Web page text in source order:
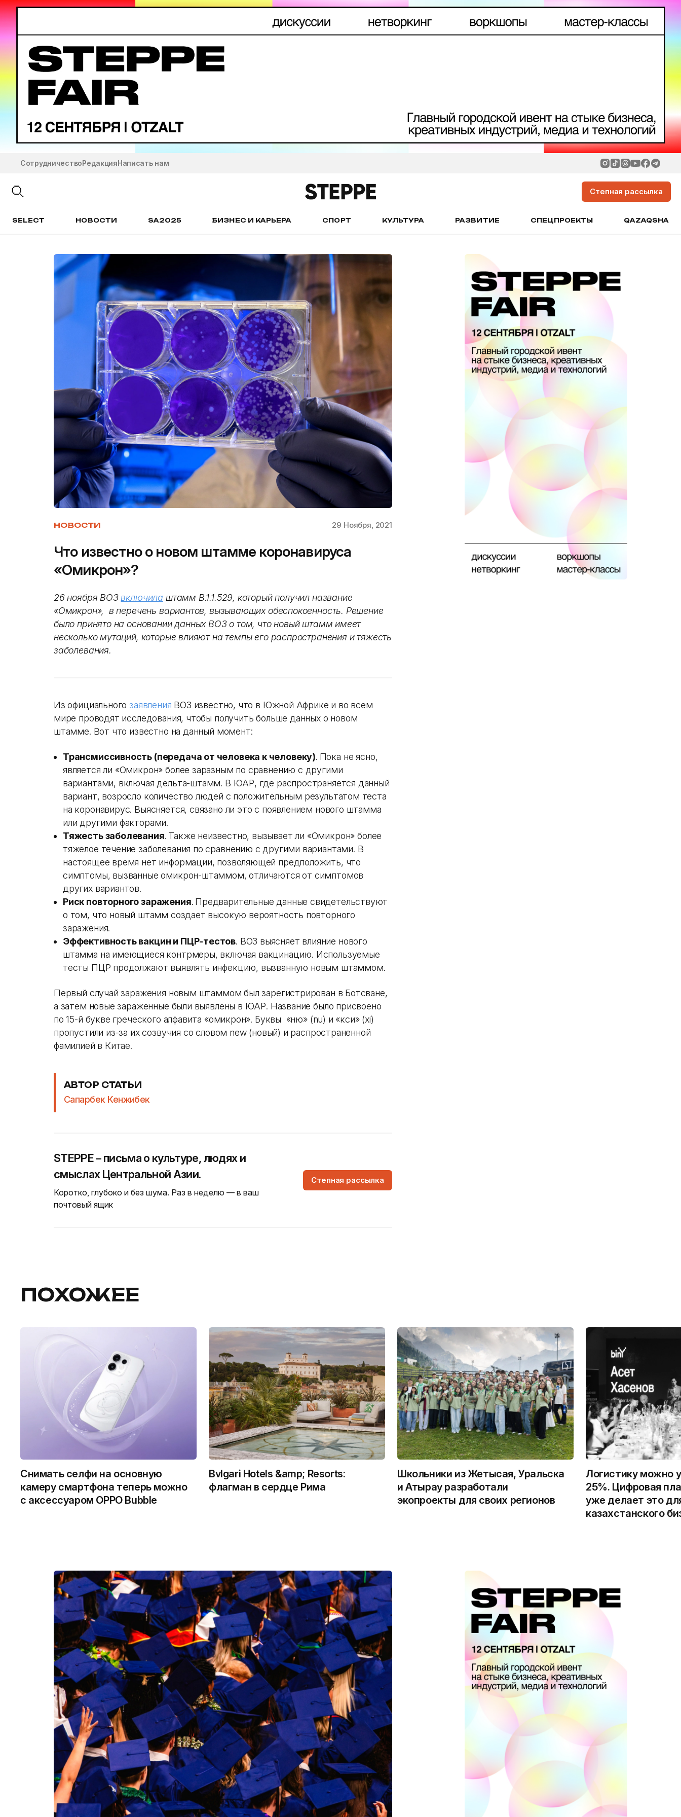
СотрудничествоРедакцияНаписать нам
Степная рассылка
SELECT НОВОСТИ SA2025 БИЗНЕС И КАРЬЕРА СПОРТ КУЛЬТУРА РАЗВИТИЕ СПЕЦПРОЕКТЫ QAZAQSHA
НОВОСТИ 29 Ноября, 2021
Что известно о новом штамме коронавируса
«Омикрон»?
26 ноября ВОЗвключила штамм B.1.1.529, который получил название
«Омикрон», в перечень вариантов, вызывающих обеспокоенность. Решение
было принято на основании данных ВОЗ о том, что новый штамм имеет
несколько мутаций, которые влияют на темпы его распространения и тяжесть
заболевания.
Из официального заявления ВОЗ известно, что в Южной Африке и во всем
мире проводят исследования, чтобы получить больше данных о новом
штамме. Вот что известно на данный момент:
Трансмиссивность (передача от человека к человеку). Пока не ясно,
является ли «Омикрон» более заразным по сравнению с другими
вариантами, включая дельта-штамм. В ЮАР, где распространяется данный
вариант, возросло количество людей с положительным результатом теста
на коронавирус. Выясняется, связано ли это с появлением нового штамма
или другими факторами.
Тяжесть заболевания. Также неизвестно, вызывает ли «Омикрон» более
тяжелое течение заболевания по сравнению с другими вариантами. В
настоящее время нет информации, позволяющей предположить, что
симптомы, вызванные омикрон-штаммом, отличаются от симптомов
других вариантов.
Риск повторного заражения. Предварительные данные свидетельствуют
о том, что новый штамм создает высокую вероятность повторного
заражения.
Эффективность вакцин и ПЦР-тестов. ВОЗ выясняет влияние нового
штамма на имеющиеся контрмеры, включая вакцинацию. Используемые
тесты ПЦР продолжают выявлять инфекцию, вызванную новым штаммом.
Первый случай заражения новым штаммом был зарегистрирован в Ботсване,
а затем новые зараженные были выявлены в ЮАР. Название было присвоено
по 15-й букве греческого алфавита «омикрон». Буквы «ню» (nu) и «кси» (xi)
пропустили из-за их созвучия со словом new (новый) и распространенной
фамилией в Китае.
АВТОР СТАТЬИ
Сапарбек Кенжибек
STEPPE – письма о культуре, людях и
смыслах Центральной Азии.
Коротко, глубоко и без шума. Раз в неделю — в ваш
почтовый ящик
Степная рассылка
ПОХОЖЕЕ
Снимать селфи на основную
камеру смартфона теперь можно
с аксессуаром OPPO Bubble
Bvlgari Hotels &amp; Resorts:
флагман в сердце Рима
Школьники из Жетысая, Уральска
и Атырау разработали
экопроекты для своих регионов
Логистику можно
25%. Цифровая
уже делает это
казахстанского